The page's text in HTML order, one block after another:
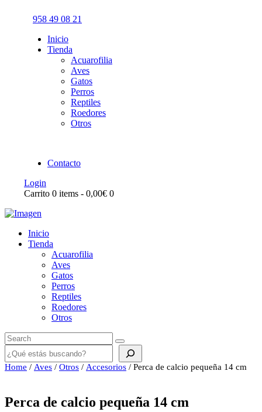
958 49 08 21
Inicio
Tienda
Acuarofilia
Aves
Gatos
Perros
Reptiles
Roedores
Otros
Contacto
Login
Carrito 0 items - 0,00€ 0
Inicio
Tienda
Acuarofilia
Aves
Gatos
Perros
Reptiles
Roedores
Otros
Buscar
Home / Aves / Otros / Accesorios / Perca de calcio pequeña 14 cm
Perca de calcio pequeña 14 cm